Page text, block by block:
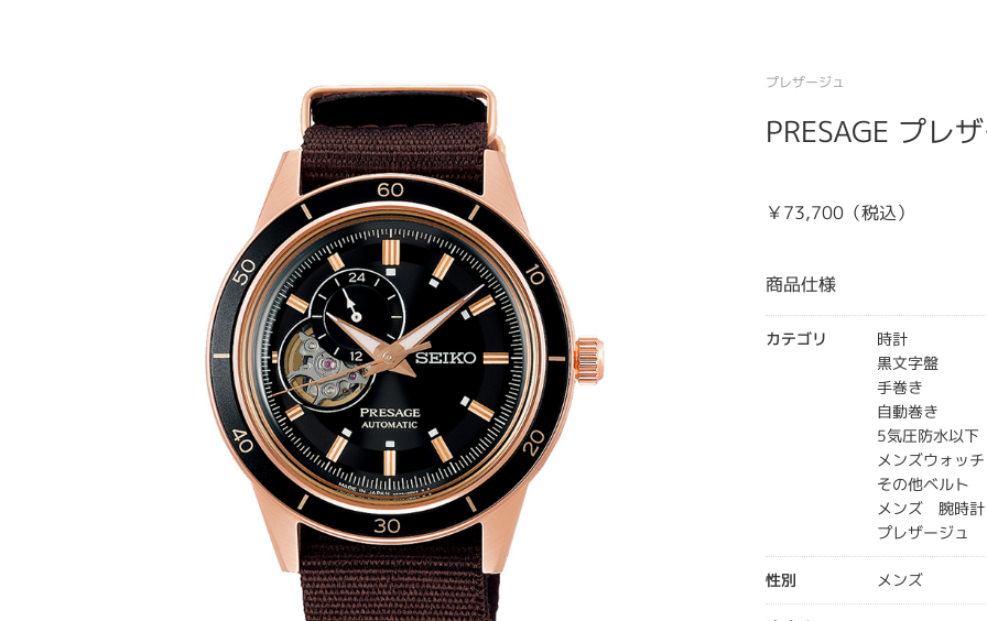
プレザージュ
PRESAGE プレ
￥73,700（税込）
商品仕様
カテゴリ
時計
黒文字盤
手巻き
自動巻き
5気圧防水以下
メンズウォッチ
その他ベルト
メンズ 腕時計
プレザージュ
性別 メンズ